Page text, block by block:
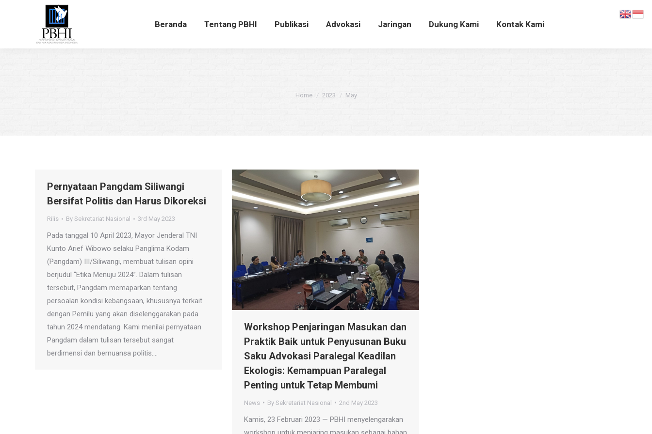
Beranda Tentang PBHI Publikasi Advokasi Jaringan Dukung Kami Kontak Kami
You are here:
Home 2023 May
Pernyataan Pangdam Siliwangi
Bersifat Politis dan Harus Dikoreksi
Rilis By Sekretariat Nasional 3rd May 2023
Pada tanggal 10 April 2023, Mayor Jenderal TNI
Kunto Arief Wibowo selaku Panglima Kodam
(Pangdam) III/Siliwangi, membuat tulisan opini
berjudul “Etika Menuju 2024”. Dalam tulisan
tersebut, Pangdam memaparkan tentang
persoalan kondisi kebangsaan, khususnya terkait
dengan Pemilu yang akan diselenggarakan pada
tahun 2024 mendatang. Kami menilai pernyataan
Pangdam dalam tulisan tersebut sangat
berdimensi dan bernuansa politis.…
Workshop Penjaringan Masukan dan
Praktik Baik untuk Penyusunan Buku
Saku Advokasi Paralegal Keadilan
Ekologis: Kemampuan Paralegal
Penting untuk Tetap Membumi
News By Sekretariat Nasional 2nd May 2023
Kamis, 23 Februari 2023 — PBHI menyelengarakan
Beranda Tentang PBHI Publikasi Advokasi Jaringan Dukung Kami Kontak Kami